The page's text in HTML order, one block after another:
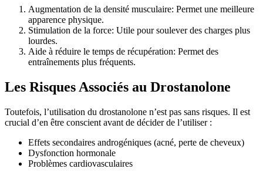
Augmentation de la densité musculaire: Permet une meilleure
apparence physique.
Stimulation de la force: Utile pour soulever des charges plus
lourdes.
Aide à réduire le temps de récupération: Permet des
entraînements plus fréquents.
Les Risques Associés au Drostanolone
Toutefois, l’utilisation du drostanolone n’est pas sans risques. Il est
crucial d’en être conscient avant de décider de l’utiliser :
Effets secondaires androgéniques (acné, perte de cheveux)
Dysfonction hormonale
Problèmes cardiovasculaires